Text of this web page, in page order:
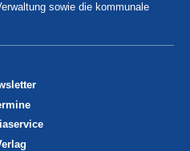
sowie die kommunale